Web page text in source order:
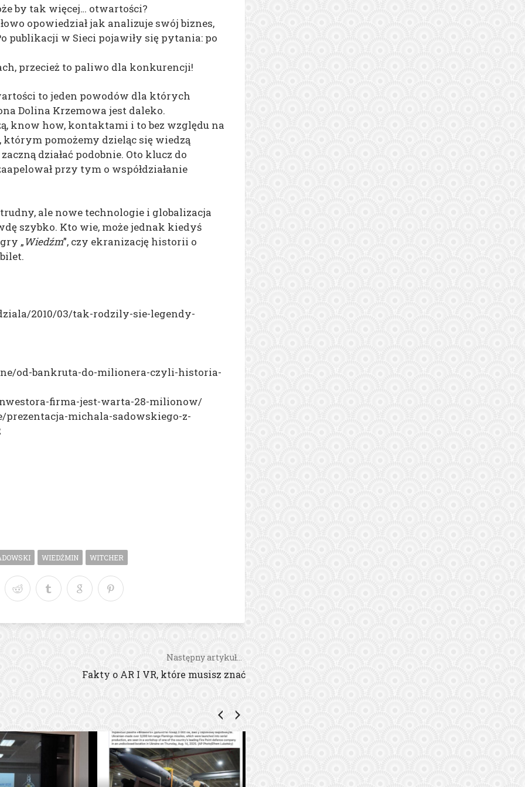
by tak więcej… otwartości?
opowiedział jak analizuje swój biznes,
publikacji w Sieci pojawiły się pytania: po
przecież to paliwo dla konkurencji!
to jeden powodów dla których
Dolina Krzemowa jest daleko.
know how, kontaktami i to bez względu na
pomożemy dzieląc się wiedzą
działać podobnie. Oto klucz do
przy tym o współdziałanie
ale nowe technologie i globalizacja
szybko. Kto wie, może jednak kiedyś
„Wiedźm”, czy ekranizację historii o
2010/03/tak-rodzily-sie-legendy-
od-bankruta-do-milionera-czyli-historia-
firma-jest-warta-28-milionow/
michala-sadowskiego-z-
WIEDŹMIN WITCHER
Następny artykuł...
Fakty o AR I VR, które musisz znać